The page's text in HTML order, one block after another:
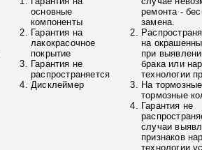
основные
компоненты
Гарантия на
лакокрасочное
покрытие
Гарантия не
распространяется
Дисклеймер
ремонта -
замена.
на
при
брака или
технологии
На
тормозные
Гарантия не
случаи
признаков
технологии